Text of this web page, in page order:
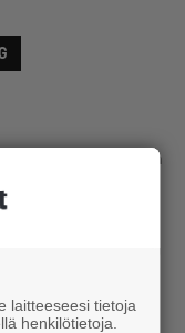
har anställt en
redan en
laitteeseesi tietoja
henkilötietoja.